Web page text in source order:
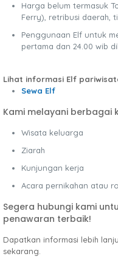
Harga belum termasuk
Ferry), retribusi daerah,
Penggunaan Elf untuk
pertama dan 24.00 wib
Lihat informasi Elf
Sewa Elf
Kami melayani berbagai
Wisata keluarga
Ziarah
Kunjungan kerja
Acara pernikahan atau
Segera hubungi kami
penawaran terbaik!
Dapatkan informasi lebih
sekarang.